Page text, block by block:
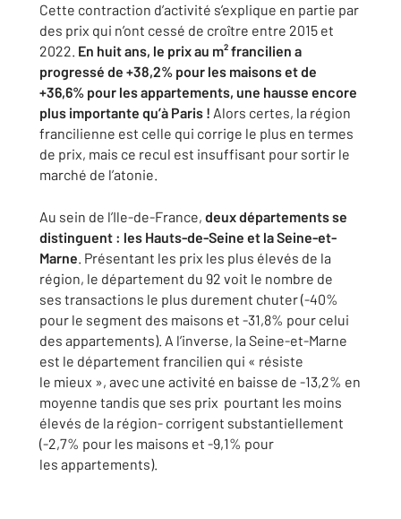
Cette contraction d’activité s’explique en partie par
des prix qui n’ont cessé de croître entre 2015 et
2022. En huit ans, le prix au m²francilien a
progressé de +38,2% pour les maisons et de
+36,6% pour les appartements, une hausse encore
plus importante qu’à Paris ! Alors certes, la région
francilienne est celle qui corrige le plus en termes
de prix, mais ce recul est insuffisant pour sortir le
marché de l’atonie.
Au sein de l’Ile-de-France, deux départements se
distinguent : les Hauts-de-Seine et la Seine-et-
Marne. Présentant les prix les plus élevés de la
région, le département du 92 voit le nombre de
ses transactions le plus durement chuter (-40%
pour le segment des maisons et -31,8% pour celui
des appartements). A l’inverse, la Seine-et-Marne
est le département francilien qui « résiste
le mieux », avec une activité en baisse de -13,2% en
moyenne tandis que ses prix pourtant les moins
élevés de la région- corrigent substantiellement
(-2,7% pour les maisons et -9,1% pour
les appartements).